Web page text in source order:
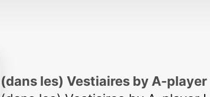
(dans les) Vestiaires by A-player